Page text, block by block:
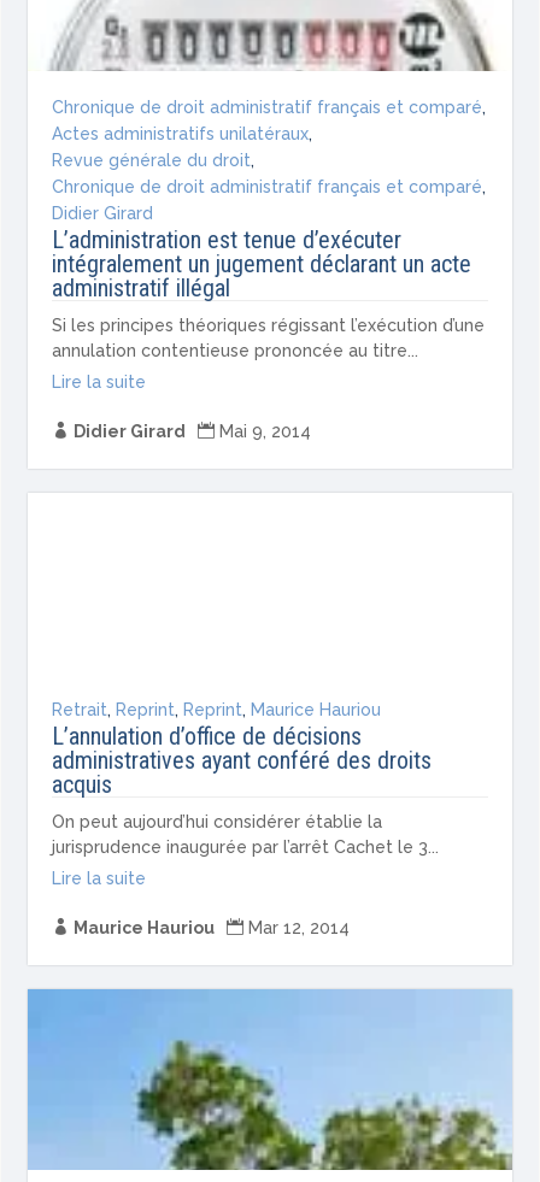
Chronique de droit administratif français et comparé,
Actes administratifs unilatéraux,
Revue générale du droit,
Chronique de droit administratif français et comparé,
Didier Girard
L’administration est tenue d’exécuter
intégralement un jugement déclarant un acte
administratif illégal
Si les principes théoriques régissant l’exécution d’une
annulation contentieuse prononcée au titre...
Lire la suite
 Didier Girard  Mai 9, 2014
Retrait, Reprint, Reprint, Maurice Hauriou
L’annulation d’office de décisions
administratives ayant conféré des droits
acquis
On peut aujourd’hui considérer établie la
jurisprudence inaugurée par l’arrêt Cachet le 3...
Lire la suite
 Maurice Hauriou  Mar 12, 2014